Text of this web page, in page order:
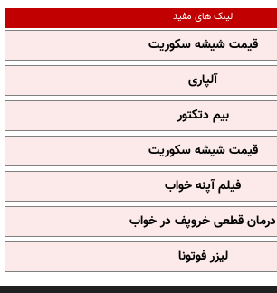
لینک های مفید
قیمت شیشه سکوریت
آلپاری
بیم دتکتور
قیمت شیشه سکوریت
فیلم آپنه خواب
درمان قطعی خروپف در خواب
لیزر فوتونا